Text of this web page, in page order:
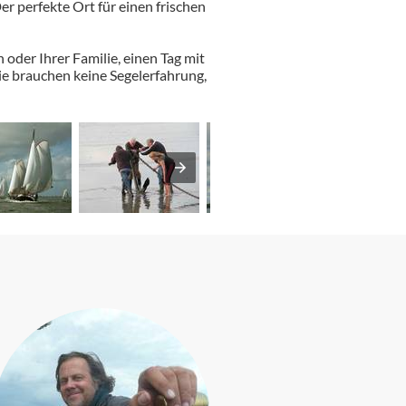
perfekte Ort für einen frischen
oder Ihrer Familie, einen Tag mit
brauchen keine Segelerfahrung,